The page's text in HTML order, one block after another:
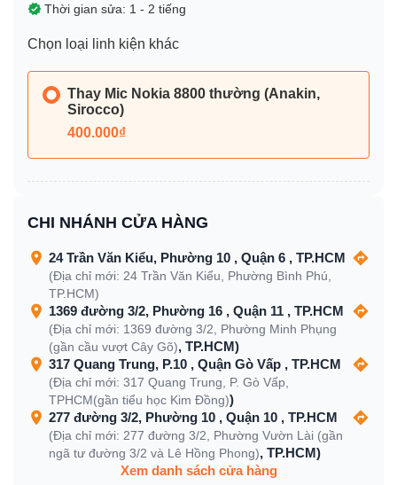
Thời gian sửa: 1 - 2 tiếng
Chọn loại linh kiện khác
Thay Mic Nokia 8800 thường (Anakin,
Sirocco)
400.000₫
CHI NHÁNH CỬA HÀNG
24 Trần Văn Kiểu, Phường 10 , Quận 6 , TP.HCM
(Địa chỉ mới: 24 Trần Văn Kiểu, Phường Bình Phú,
TP.HCM)
1369 đường 3/2, Phường 16 , Quận 11 , TP.HCM
(Địa chỉ mới: 1369 đường 3/2, Phường Minh Phụng
(gần cầu vượt Cây Gõ), TP.HCM)
317 Quang Trung, P.10 , Quận Gò Vấp , TP.HCM
(Địa chỉ mới: 317 Quang Trung, P. Gò Vấp,
TPHCM(gần tiểu học Kim Đồng))
277 đường 3/2, Phường 10 , Quận 10 , TP.HCM
(Địa chỉ mới: 277 đường 3/2, Phường Vườn Lài (gần
ngã tư đường 3/2 và Lê Hồng Phong), TP.HCM)
Xem danh sách cửa hàng